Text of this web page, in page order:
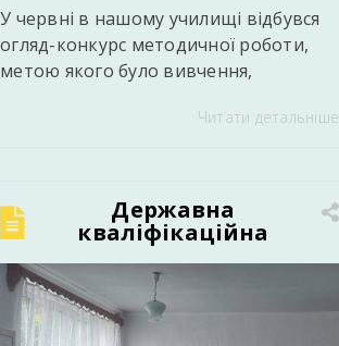
У червні в нашому училищі відбувся
огляд-конкурс методичної роботи,
метою якого було вивчення,
кращого педагогічного досвіду,
конкурсу педагогічні працівники
представили власні методичні
розробки уроків і виховних заходів,
дидактичні матеріали, навчальні
посібники, тестові завдання, освітні
проєкти, презентації, відеоматеріали
Читати детальніше
Державна
кваліфікаційна
атестація: випускники
групи №7 успішно
підтвердили
професійну